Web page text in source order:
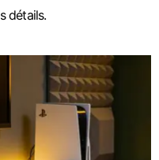
détails.